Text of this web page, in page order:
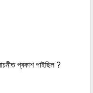
প্ৰকাশ পাইছিল ?